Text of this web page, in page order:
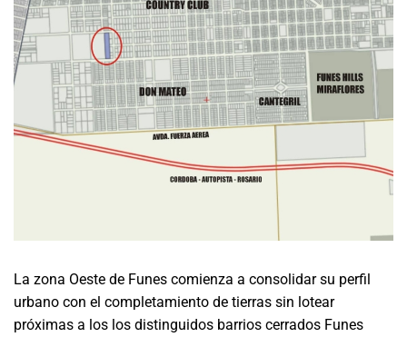
La zona Oeste de Funes comienza a consolidar su perfil
urbano con el completamiento de tierras sin lotear
próximas a los los distinguidos barrios cerrados Funes